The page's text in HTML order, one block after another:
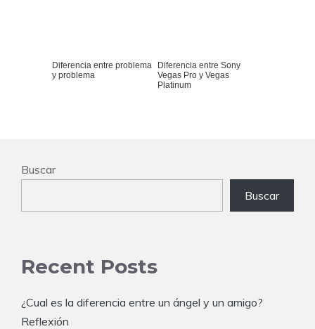
Diferencia entre problema
y problema
Diferencia entre Sony
Vegas Pro y Vegas
Platinum
Buscar
Buscar
Recent Posts
¿Cual es la diferencia entre un ángel y un amigo?
Reflexión